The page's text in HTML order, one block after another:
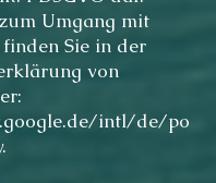
Umgang mit
Sie in der
von
intl/de/po